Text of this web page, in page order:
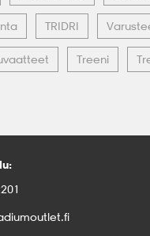
TRIDRI
Treeni